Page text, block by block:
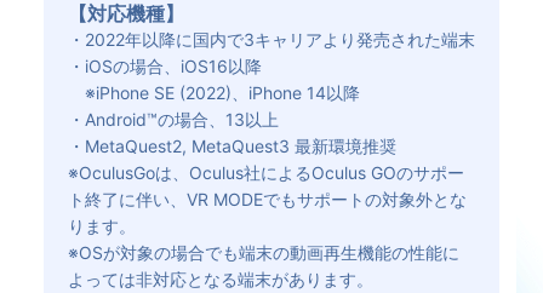
【対応機種】
・2022年以降に国内で3キャリアより発売された端末
・iOSの場合、iOS16以降
※iPhone SE (2022)、iPhone 14以降
・Android™の場合、13以上
・MetaQuest2, MetaQuest3 最新環境推奨
※OculusGoは、Oculus社によるOculus GOのサポー
ト終了に伴い、VR MODEでもサポートの対象外とな
ります。
※OSが対象の場合でも端末の動画再生機能の性能に
よっては非対応となる端末があります。